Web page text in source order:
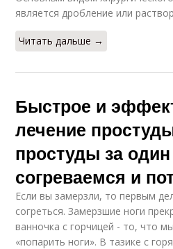
является дробление или
Читать дальше →
Быстрое и
лечение
простуды за
согреваемся и
Если вы замерзли, то первым
согреться. Замерзшие ноги
ванночка с горчицей - то, что
«попарить ноги». В тазике с